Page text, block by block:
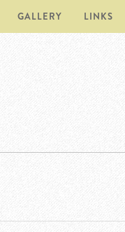
GALLERY LINKS